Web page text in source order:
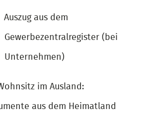
Auszug aus dem
Gewerbezentralregister (bei
Unternehmen)
im Ausland:
aus dem Heimatland